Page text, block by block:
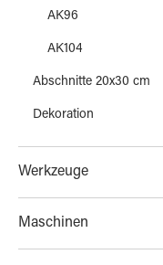
AK96
AK104
Abschnitte 20x30 cm
Dekoration
Werkzeuge
Maschinen